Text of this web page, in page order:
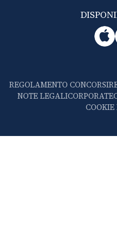
REGOLAMENTO CONCORSI
NOTE LEGALICORPORATE